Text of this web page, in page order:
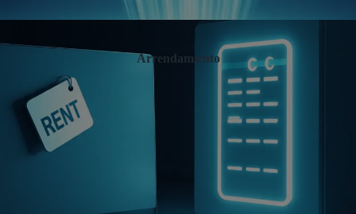
Arrendamiento